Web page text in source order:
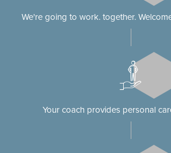
We're going to work. together.
Your coach provides personal